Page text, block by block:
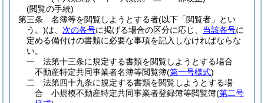
(閲覧の手続)
第三条
名簿等を閲覧しようとする者(以下「閲覧者」とい
う。)は、 次の各号に掲げる場合の区分に応じ、 当該各号に
定める備付けの書類に必要な事項を記入しなければならな
い。
一
法第十三条に規定する書類を閲覧しようとする場合
不動産特定共同事業者名簿等閲覧簿(第一号様式)
二
法第四十九条に規定する書類を閲覧しようとする場
合 小規模不動産特定共同事業者登録簿等閲覧簿(第二号